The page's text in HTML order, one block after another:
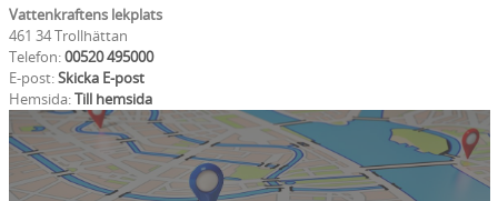
Vattenkraftens lekplats
461 34 Trollhättan
Telefon:00520 495000
E-post:Skicka E-post
Hemsida:Till hemsida